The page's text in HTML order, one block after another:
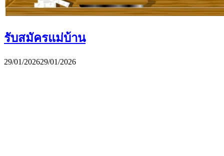
รับสมัครแม่บ้าน
29/01/202629/01/2026